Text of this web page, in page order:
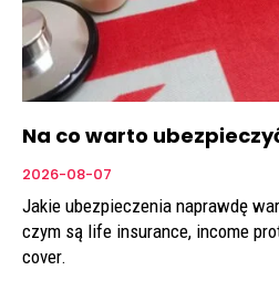
Na co warto
2026-08-07
Jakie ubezpieczenia naprawdę
czym są life insurance, income
cover.